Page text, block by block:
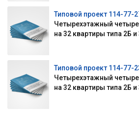
Типовой проект 114-77-
Четырехэтажный
на 32 квартиры типа 2Б и
Типовой проект 114-77-
Четырехэтажный
на 32 квартиры типа 2Б и